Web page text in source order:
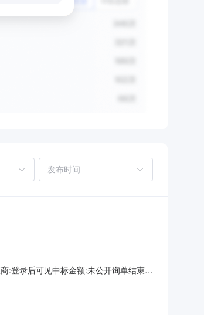
:登录后可见中标金额:未公开询单结束时